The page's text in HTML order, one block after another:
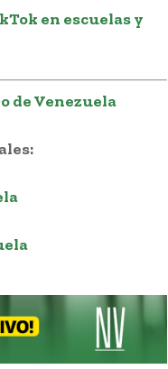
en escuelas y
de Venezuela